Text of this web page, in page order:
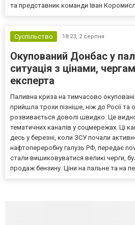
та представник команди Іван
Суспільство 18:23, 2 серпня
Окупований Донбас у
ситуація з цінами,
експерта
Паливна криза на тимчасово
прийшла трохи пізніше, ніж до Росії
розвивається доволі швидко. Це
тематичних каналів у соцмережах. Ці
десь у березні, коли ЗСУ почали
нафтопереробну галузь РФ, передає
стали вишиковуватися великі черги,
продаж бензину. Ціни на пальне та на